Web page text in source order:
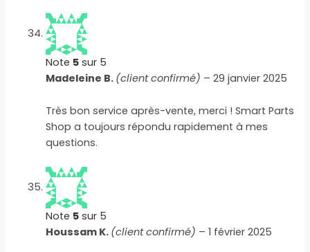
Note 5 sur 5
Madeleine B. (client confirmé) – 29 janvier 2025
Très bon service après-vente, merci ! Smart Parts
Shop a toujours répondu rapidement à mes
questions.
Note 5 sur 5
Houssam K. (client confirmé) – 1 février 2025